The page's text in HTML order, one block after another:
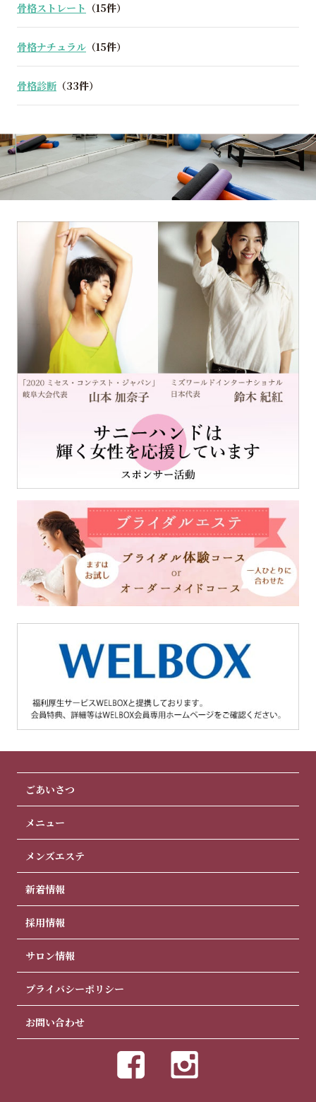
骨格ストレート （15件）
骨格ナチュラル （15件）
骨格診断 （33件）
ごあいさつ
メニュー
メンズエステ
新着情報
採用情報
サロン情報
プライバシーポリシー
お問い合わせ